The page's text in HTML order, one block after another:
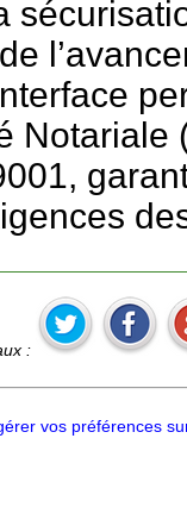
Notariale
:
vos préférences